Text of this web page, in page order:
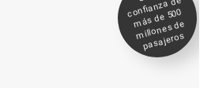
confianza de
más de 500
millones de
pasajeros